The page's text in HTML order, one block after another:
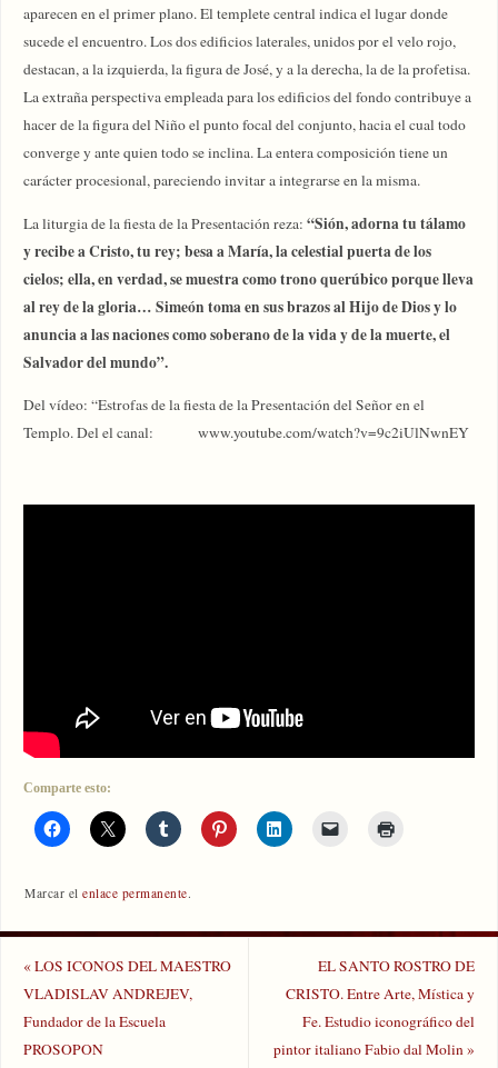
aparecen en el primer plano. El templete central indica el lugar donde
sucede el encuentro. Los dos edificios laterales, unidos por el velo rojo,
destacan, a la izquierda, la figura de José, y a la derecha, la de la profetisa.
La extraña perspectiva empleada para los edificios del fondo contribuye a
hacer de la figura del Niño el punto focal del conjunto, hacia el cual todo
converge y ante quien todo se inclina. La entera composición tiene un
carácter procesional, pareciendo invitar a integrarse en la misma.
La liturgia de la fiesta de la Presentación reza:“Sión, adorna tu tálamo
y recibe a Cristo, tu rey; besa a María, la celestial puerta de los
cielos; ella, en verdad, se muestra como trono querúbico porque lleva
al rey de la gloria… Simeón toma en sus brazos al Hijo de Dios y lo
anuncia a las naciones como soberano de la vida y de la muerte, el
Salvador del mundo”.
Del vídeo: “Estrofas de la fiesta de la Presentación del Señor en el
Templo. Del el canal: www.youtube.com/watch?v=9c2iUlNwnEY
Comparte esto:
Marcar elenlace permanente.
«LOS ICONOS DEL MAESTRO
VLADISLAV ANDREJEV,
Fundador de la Escuela
PROSOPON
EL SANTO ROSTRO DE
CRISTO. Entre Arte, Mística y
Fe. Estudio iconográfico del
pintor italiano Fabio dal Molin»